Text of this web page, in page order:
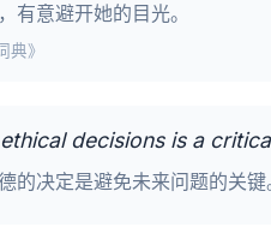
有意避开她的目光。
典》
ethical decisions is a
的决定是避免未来问题的关键